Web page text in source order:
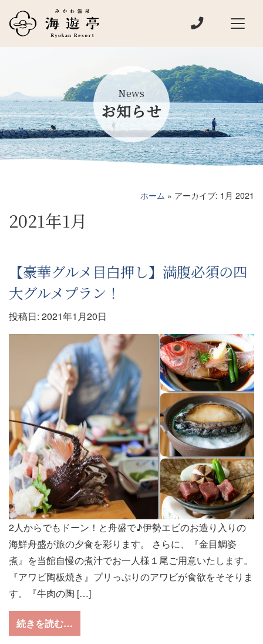
メインナビゲーション 電話でお問い
News
お知らせ
ホーム » アーカイブ: 1月 2021
2021年1月
【豪華グルメ目白押し】満腹必須の四
大グルメプラン！
投稿日: 2021年1月20日
2人からでもドーン！と舟盛で♪伊勢エビのお造り入りの
海鮮舟盛が旅の夕食を彩ります。 さらに、『金目鯛姿
煮』を当館自慢の煮汁でお一人様１尾ご用意いたします。
『アワビ陶板焼き』プリっぷりのアワビが食欲をそそりま
す。『牛肉の陶 […]
続きを読む…